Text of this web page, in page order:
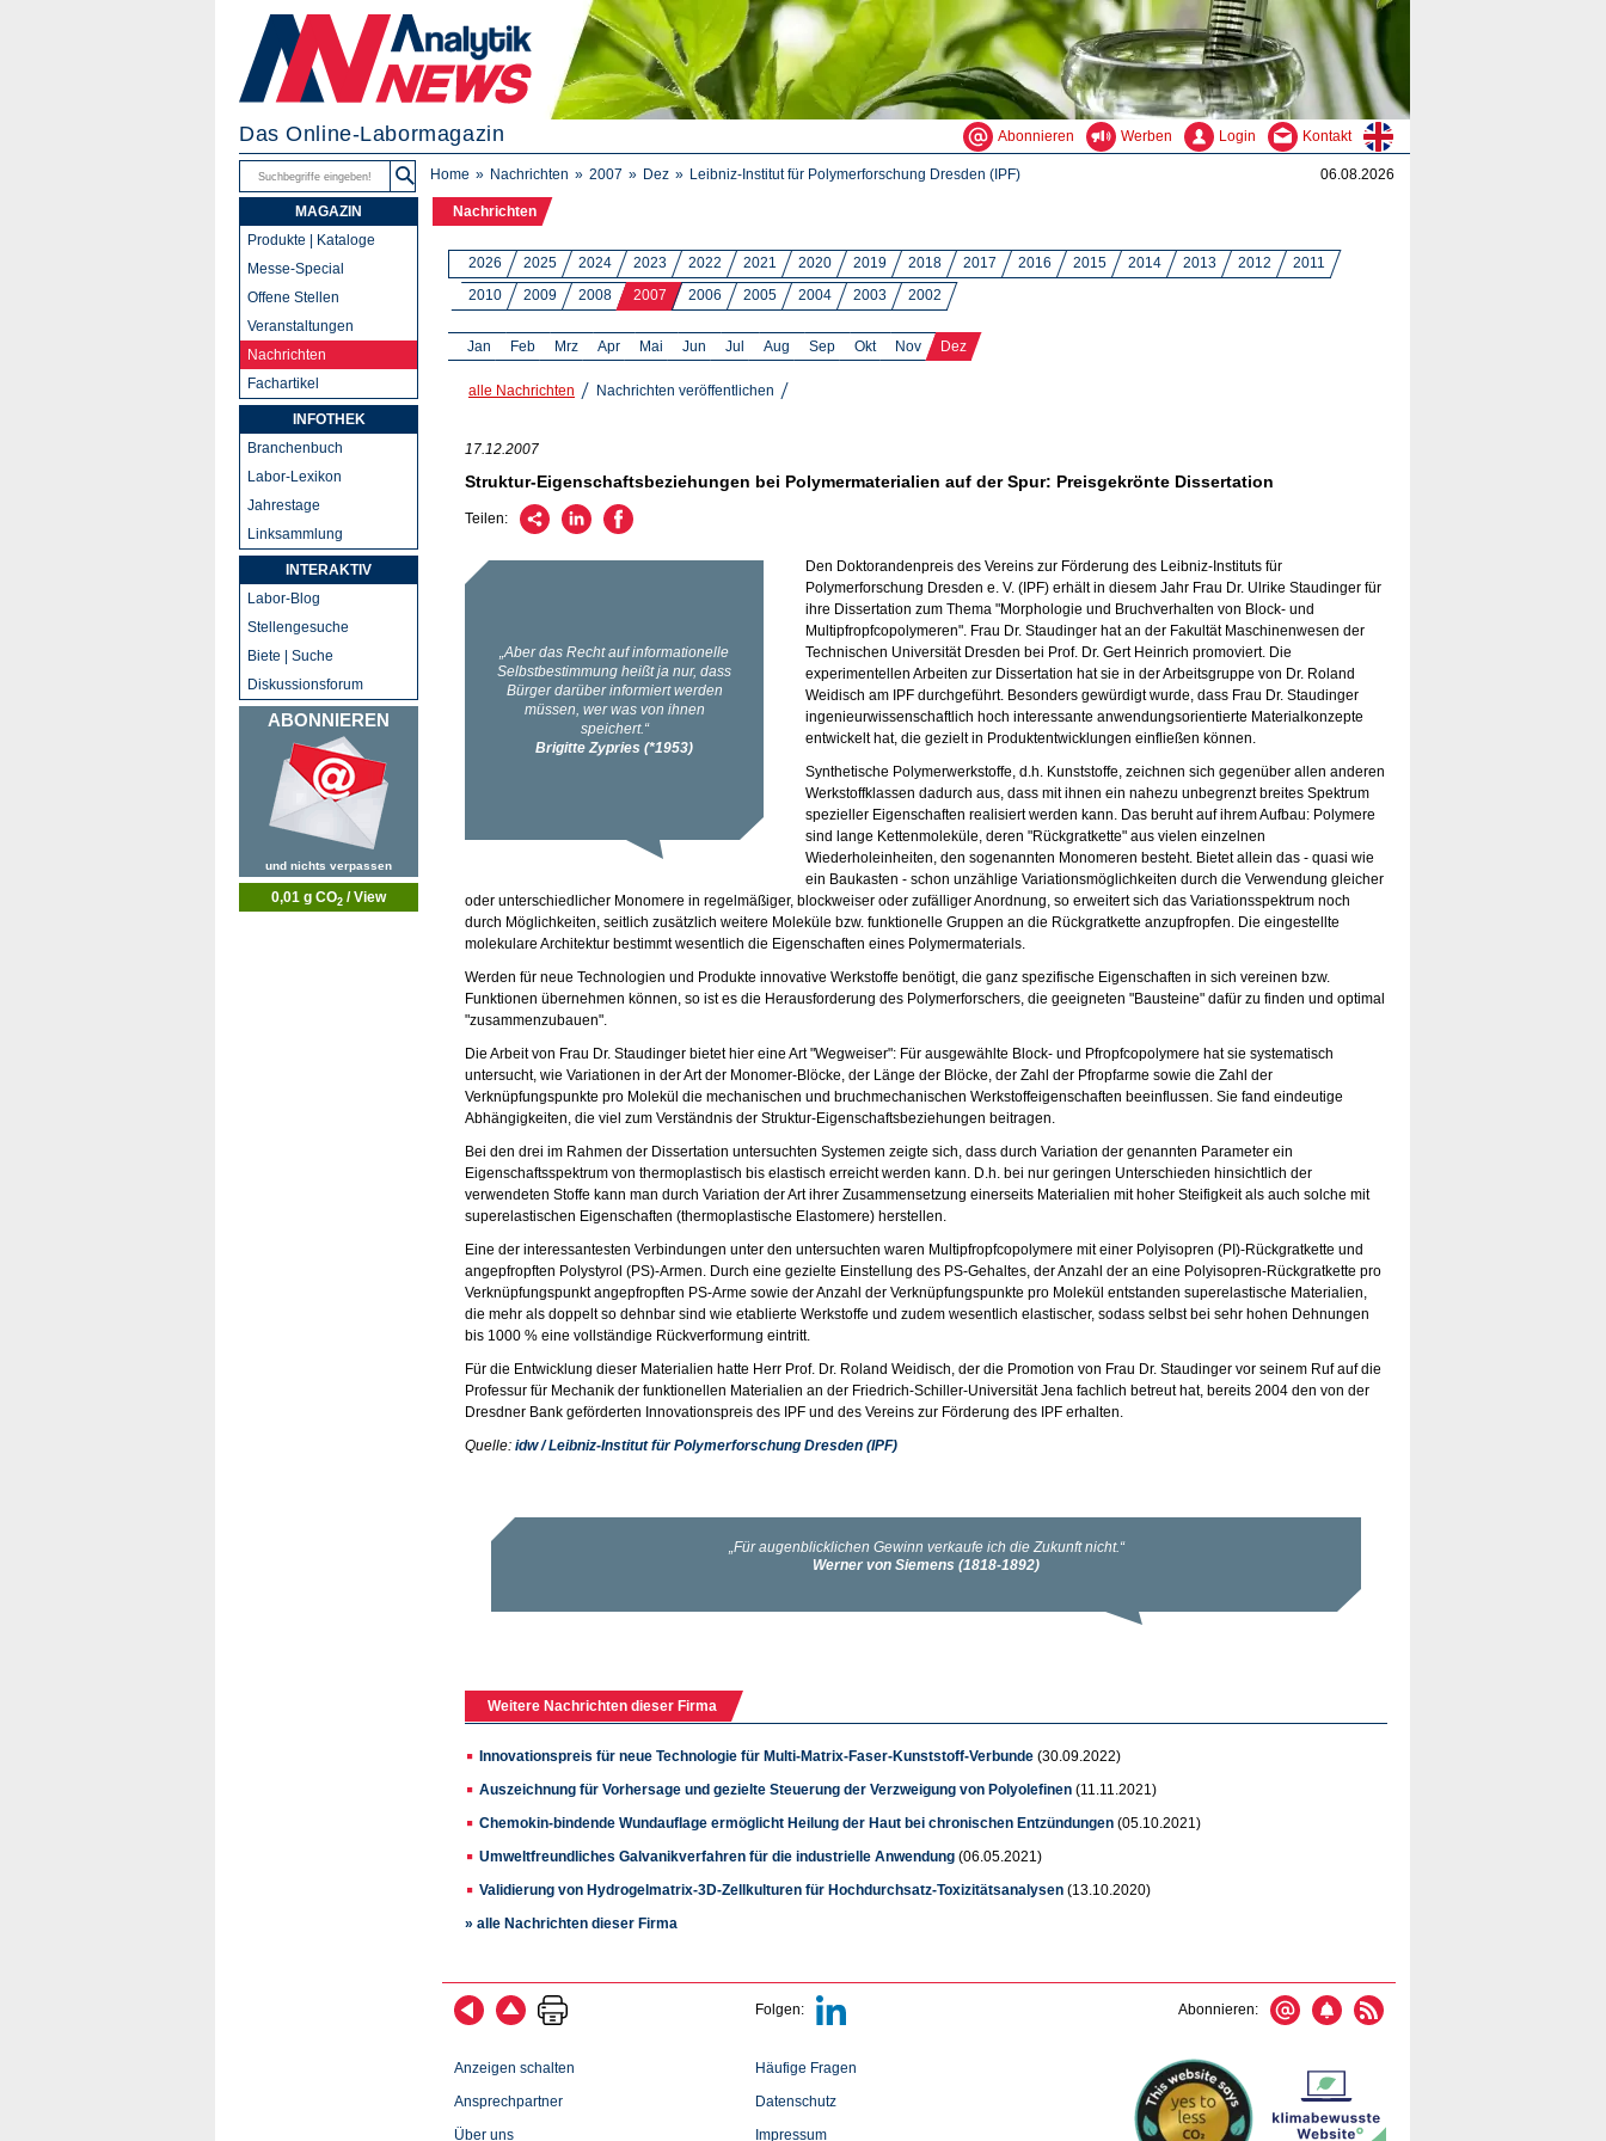
Das Online-Labormagazin Abonnieren Werben Login Kontakt
Home Nachrichten 2007 Dez Leibniz-Institut für Polymerforschung Dresden (IPF) 06.08.2026
Nachrichten
2026 2025 2024 2023 2022 2021 2020 2019 2018 2017 2016 2015 2014 2013 2012
2011
2010
2009 2008 2007 2006 2005 2004 2003 2002
Jan Feb Mrz Apr Mai Jun Jul Aug Sep Okt Nov Dez
alle Nachrichten Nachrichten veröffentlichen
17.12.2007
Struktur-Eigenschaftsbeziehungen bei Polymermaterialien auf der Spur: Preisgekrönte Dissertation
Teilen:
Den Doktorandenpreis des Vereins zur Förderung des Leibniz-Instituts für
Polymerforschung Dresden e. V. (IPF) erhält in diesem Jahr Frau Dr. Ulrike Staudinger für
ihre Dissertation zum Thema "Morphologie und Bruchverhalten von Block- und
Multipfropfcopolymeren". Frau Dr. Staudinger hat an der Fakultät Maschinenwesen der
Technischen Universität Dresden bei Prof. Dr. Gert Heinrich promoviert. Die
experimentellen Arbeiten zur Dissertation hat sie in der Arbeitsgruppe von Dr. Roland
Weidisch am IPF durchgeführt. Besonders gewürdigt wurde, dass Frau Dr. Staudinger
ingenieurwissenschaftlich hoch interessante anwendungsorientierte Materialkonzepte
entwickelt hat, die gezielt in Produktentwicklungen einfließen können.
Synthetische Polymerwerkstoffe, d.h. Kunststoffe, zeichnen sich gegenüber allen anderen
Werkstoffklassen dadurch aus, dass mit ihnen ein nahezu unbegrenzt breites Spektrum
spezieller Eigenschaften realisiert werden kann. Das beruht auf ihrem Aufbau: Polymere
sind lange Kettenmoleküle, deren "Rückgratkette" aus vielen einzelnen
Wiederholeinheiten, den sogenannten Monomeren besteht. Bietet allein das - quasi wie
ein Baukasten - schon unzählige Variationsmöglichkeiten durch die Verwendung gleicher
oder unterschiedlicher Monomere in regelmäßiger, blockweiser oder zufälliger Anordnung, so erweitert sich das Variationsspektrum noch
durch Möglichkeiten, seitlich zusätzlich weitere Moleküle bzw. funktionelle Gruppen an die Rückgratkette anzupfropfen. Die eingestellte
molekulare Architektur bestimmt wesentlich die Eigenschaften eines Polymermaterials.
Werden für neue Technologien und Produkte innovative Werkstoffe benötigt, die ganz spezifische Eigenschaften in sich vereinen bzw.
Funktionen übernehmen können, so ist es die Herausforderung des Polymerforschers, die geeigneten "Bausteine" dafür zu finden und optimal
"zusammenzubauen".
Die Arbeit von Frau Dr. Staudinger bietet hier eine Art "Wegweiser": Für ausgewählte Block- und Pfropfcopolymere hat sie systematisch
untersucht, wie Variationen in der Art der Monomer-Blöcke, der Länge der Blöcke, der Zahl der Pfropfarme sowie die Zahl der
Verknüpfungspunkte pro Molekül die mechanischen und bruchmechanischen Werkstoffeigenschaften beeinflussen. Sie fand eindeutige
Abhängigkeiten, die viel zum Verständnis der Struktur-Eigenschaftsbeziehungen beitragen.
Bei den drei im Rahmen der Dissertation untersuchten Systemen zeigte sich, dass durch Variation der genannten Parameter ein
Eigenschaftsspektrum von thermoplastisch bis elastisch erreicht werden kann. D.h. bei nur geringen Unterschieden hinsichtlich der
verwendeten Stoffe kann man durch Variation der Art ihrer Zusammensetzung einerseits Materialien mit hoher Steifigkeit als auch solche mit
superelastischen Eigenschaften (thermoplastische Elastomere) herstellen.
Eine der interessantesten Verbindungen unter den untersuchten waren Multipfropfcopolymere mit einer Polyisopren (PI)-Rückgratkette und
angepfropften Polystyrol (PS)-Armen. Durch eine gezielte Einstellung des PS-Gehaltes, der Anzahl der an eine Polyisopren-Rückgratkette pro
Verknüpfungspunkt angepfropften PS-Arme sowie der Anzahl der Verknüpfungspunkte pro Molekül entstanden superelastische Materialien,
die mehr als doppelt so dehnbar sind wie etablierte Werkstoffe und zudem wesentlich elastischer, sodass selbst bei sehr hohen Dehnungen
bis 1000 % eine vollständige Rückverformung eintritt.
Für die Entwicklung dieser Materialien hatte Herr Prof. Dr. Roland Weidisch, der die Promotion von Frau Dr. Staudinger vor seinem Ruf auf die
Professur für Mechanik der funktionellen Materialien an der Friedrich-Schiller-Universität Jena fachlich betreut hat, bereits 2004 den von der
Dresdner Bank geförderten Innovationspreis des IPF und des Vereins zur Förderung des IPF erhalten.
Quelle: idw / Leibniz-Institut für Polymerforschung Dresden (IPF)
Weitere Nachrichten dieser Firma
Innovationspreis für neue Technologie für Multi-Matrix-Faser-Kunststoff-Verbunde (30.09.2022)
Auszeichnung für Vorhersage und gezielte Steuerung der Verzweigung von Polyolefinen (11.11.2021)
Chemokin-bindende Wundauflage ermöglicht Heilung der Haut bei chronischen Entzündungen (05.10.2021)
Umweltfreundliches Galvanikverfahren für die industrielle Anwendung (06.05.2021)
Validierung von Hydrogelmatrix-3D-Zellkulturen für Hochdurchsatz-Toxizitätsanalysen (13.10.2020)
» alle Nachrichten dieser Firma
Folgen: Abonnieren:
Anzeigen schalten
Ansprechpartner
Über uns
Häufige Fragen
Datenschutz
Impressum
MAGAZIN
Produkte | Kataloge
Messe-Special
Offene Stellen
Veranstaltungen
Nachrichten
Fachartikel
INFOTHEK
Branchenbuch
Labor-Lexikon
Jahrestage
Linksammlung
INTERAKTIV
Labor-Blog
Stellengesuche
Biete | Suche
Diskussionsforum
ABONNIEREN
und nichts verpassen
0,01 g CO2 / View